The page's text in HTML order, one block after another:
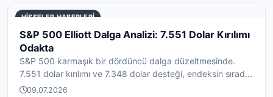
HISSELER HABERLERI
S&P 500 Elliott Dalga Analizi: 7.551 Dolar Kırılımı
Odakta
S&P 500 karmaşık bir dördüncü dalga düzeltmesinde.
7.551 dolar kırılımı ve 7.348 dolar desteği, endeksin sırad...
09.07.2026